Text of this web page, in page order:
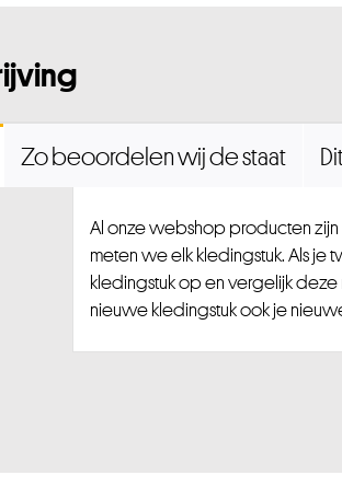
Zo beoordelen wij de staat
Al onze webshop producten
meten we elk kledingstuk. Als je
kledingstuk op en vergelijk
nieuwe kledingstuk ook je